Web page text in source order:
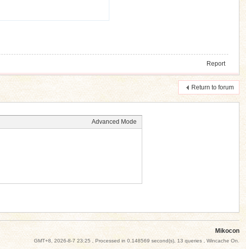
Report
Return to forum
Advanced Mode
Mikocon
GMT+8, 2026-8-7 23:25 , Processed in 0.148569 second(s), 13 queries , Wincache On.